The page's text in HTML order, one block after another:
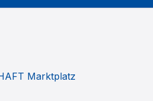
Marktplatz